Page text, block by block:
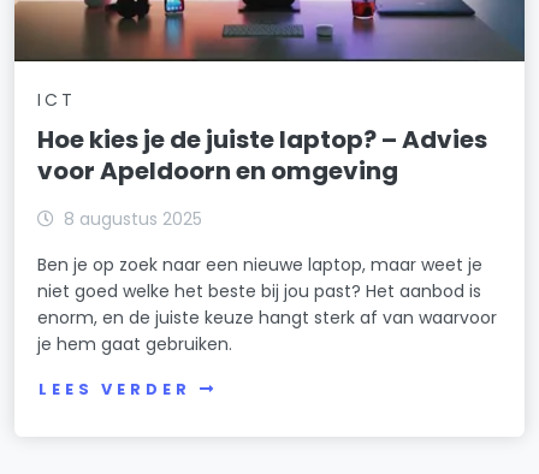
ICT
Hoe kies je de juiste laptop? – Advies
voor Apeldoorn en omgeving
8 augustus 2025
Ben je op zoek naar een nieuwe laptop, maar weet je
niet goed welke het beste bij jou past? Het aanbod is
enorm, en de juiste keuze hangt sterk af van waarvoor
je hem gaat gebruiken.
LEES VERDER